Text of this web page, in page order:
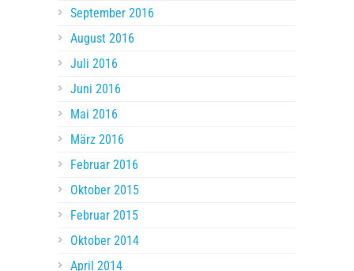
September 2016
August 2016
Juli 2016
Juni 2016
Mai 2016
März 2016
Februar 2016
Oktober 2015
Februar 2015
Oktober 2014
April 2014